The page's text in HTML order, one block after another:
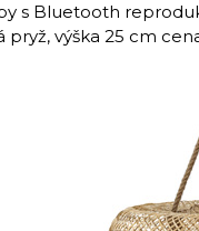
s Bluetooth
pryž, výška 25 cm